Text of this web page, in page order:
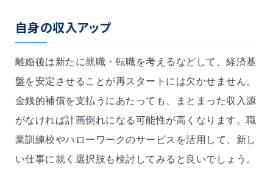
自身の収入アップ
離婚後は新たに就職・転職を考えるなどして、経済基
盤を安定させることが再スタートには欠かせません。
金銭的補償を支払うにあたっても、まとまった収入源
がなければ計画倒れになる可能性が高くなります。職
業訓練校やハローワークのサービスを活用して、新し
い仕事に就く選択肢も検討してみると良いでしょう。